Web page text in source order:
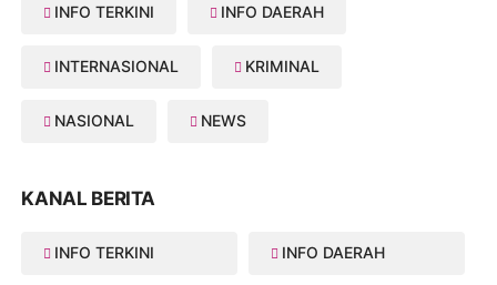
INFO TERKINI INFO DAERAH
INTERNASIONAL KRIMINAL
NASIONAL NEWS
KANAL BERITA
INFO TERKINI INFO DAERAH